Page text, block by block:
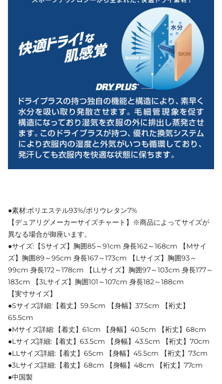
●素材:ポリエステル93%/ポリウレタン7%
【デュアリグメーカーサイズチャート】※商品によってサイズが
異なる場合が御座います。
●サイズ:【Sサイズ】胸囲85～91cm 身長162～168cm 【Mサイ
ズ】胸囲89～95cm 身長167～173cm 【Lサイズ】胸囲93～
99cm 身長172～178cm 【LLサイズ】胸囲97～103cm 身長177～
183cm 【3Lサイズ】胸囲101～107cm 身長182～188cm
【実寸サイズ】
●Sサイズ詳細:【着丈】59.5cm 【身幅】37.5cm 【裄丈】
65.5cm
●Mサイズ詳細:【着丈】61cm 【身幅】40.5cm 【裄丈】68cm
●Lサイズ詳細:【着丈】63.5cm 【身幅】43.5cm 【裄丈】70cm
●LLサイズ詳細:【着丈】65cm 【身幅】45.5cm 【裄丈】73cm
●3Lサイズ詳細:【着丈】68cm 【身幅】48cm 【裄丈】77cm
●中国製